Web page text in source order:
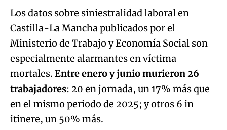
Los datos sobre siniestralidad laboral en
Castilla-La Mancha publicados por el
Ministerio de Trabajo y Economía Social son
especialmente alarmantes en víctima
mortales. Entre enero y junio murieron 26
trabajadores: 20 en jornada, un 17% más que
en el mismo periodo de 2025; y otros 6 in
itinere, un 50% más.Algo salió mal.